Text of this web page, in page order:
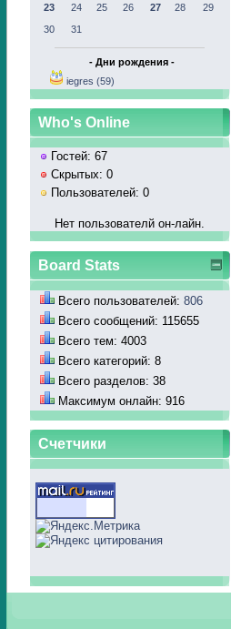
23
24 25 26 27 28
29
30
31
- Дни рождения -
iegres (59)
Who's Online
Гостей: 67
Скрытых: 0
Пользователей: 0
Нет пользователй он-лайн.
Board Stats
Всего пользователей:806
Всего сообщений: 115655
Всего тем: 4003
Всего категорий: 8
Всего разделов: 38
Максимум онлайн: 916
Счетчики